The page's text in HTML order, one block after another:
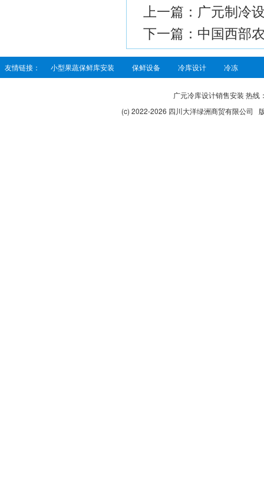
上一篇： 广元制冷
下一篇： 中国西部
友情链接： 小型果蔬保鲜库安装 保鲜设备 冷库设计 冷冻
广元冷库设计销售安装 热
(c) 2022-2026 四川大洋绿洲商贸有限公司